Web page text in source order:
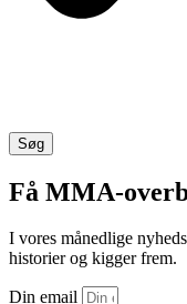
Søg
Få MMA-
I vores månedlige
historier og kigger frem.
Din email